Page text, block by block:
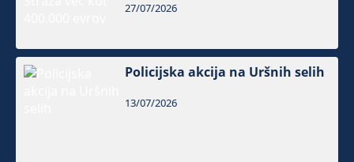
27/07/2026
Policijska akcija na Uršnih selih
13/07/2026